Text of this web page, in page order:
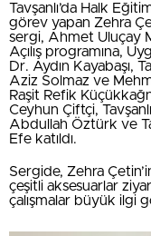
Tavşanlı’da Halk
görev yapan Zehra
sergi, Ahmet Uluçay
Açılış programına,
Dr. Aydın Kayabaşı,
Aziz Solmaz ve
Raşit Refik
Ceyhun Çiftçi,
Abdullah Öztürk ve
Efe katıldı.
Sergide, Zehra
çeşitli aksesuarlar
çalışmalar büyük ilgi